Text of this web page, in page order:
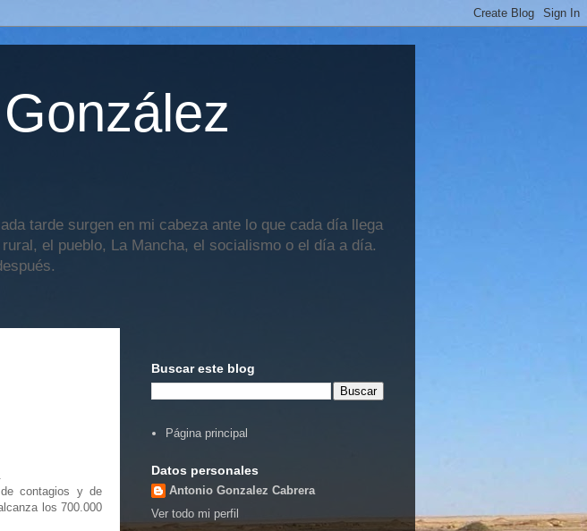
tarde surgen en mi cabeza ante lo que cada día llega
el pueblo, La Mancha, el socialismo o el día a día.
contagios y de
los 700.000
Buscar este blog
Página principal
Datos personales
Antonio Gonzalez Cabrera
Ver todo mi perfil